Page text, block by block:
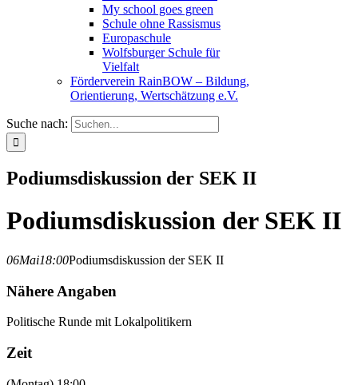
My school goes green
Schule ohne Rassismus
Europaschule
Wolfsburger Schule für
Vielfalt
Förderverein RainBOW – Bildung,
Orientierung, Wertschätzung e.V.
Suche nach:
Podiumsdiskussion der SEK II
Podiumsdiskussion der SEK II
06Mai18:00Podiumsdiskussion der SEK II
Nähere Angaben
Politische Runde mit Lokalpolitikern
Zeit